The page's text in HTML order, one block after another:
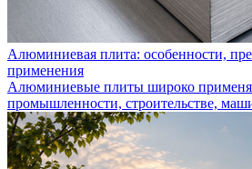
Алюминиевая плита: особенности,
применения
Алюминиевые плиты широко
промышленности, строительстве,